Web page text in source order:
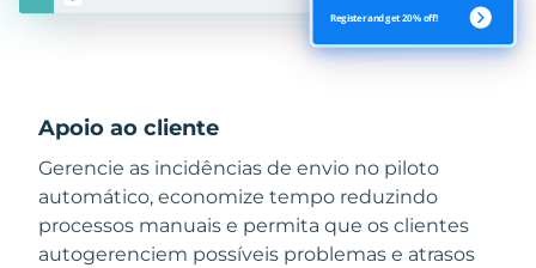
Apoio ao cliente
Gerencie as incidências de envio no piloto
automático, economize tempo reduzindo
processos manuais e permita que os clientes
autogerenciem possíveis problemas e atrasos